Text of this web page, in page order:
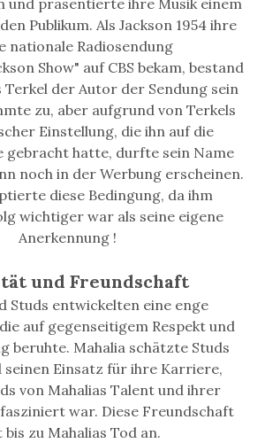
und präsentierte ihre Musik einem
Publikum. Als Jackson 1954 ihre
nationale Radiosendung
Show" auf CBS bekam, bestand
Terkel der Autor der Sendung sein
zu, aber aufgrund von Terkels
Einstellung, die ihn auf die
gebracht hatte, durfte sein Name
noch in der Werbung erscheinen.
diese Bedingung, da ihm
wichtiger war als seine eigene
Anerkennung !
und Freundschaft
Studs entwickelten eine enge
auf gegenseitigem Respekt und
beruhte. Mahalia schätzte Studs
seinen Einsatz für ihre Karriere,
von Mahalias Talent und ihrer
war. Diese Freundschaft
bis zu Mahalias Tod an.